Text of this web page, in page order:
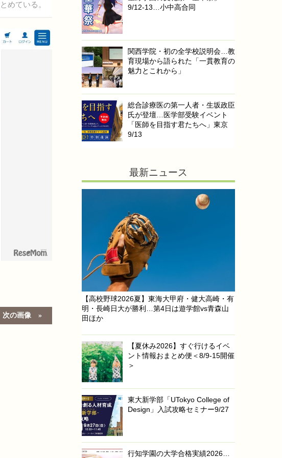
めている。
次の画像
9/12-13…小中高合同
関西学院・初の全学校説明会…教
育現場から語られた「一貫教育の
魅力とこれから」
総合診療医の第一人者・生坂政臣
氏が登壇…医学部受験イベント
「医師を目指す君たちへ」東京
9/13
最新ニュース
【高校野球2026夏】東海大甲府・健大高崎・有
明・長崎日大が勝利…第4日は遊学館vs青森山
田ほか
【夏休み2026】すぐ行けるイベ
ント情報おまとめ便＜8/9-15開催
＞
東大新学部「UTokyo College of
Design」入試攻略セミナー9/27
行知学園の大学合格実績2026…